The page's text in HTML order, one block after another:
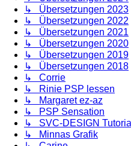
↳ Übersetzungen 2023
↳ Übersetzungen 2022
↳ Übersetzungen 2021
↳ Übersetzungen 2020
↳ Übersetzungen 2019
↳ Übersetzungen 2018
↳ Corrie
↳ Rinie PSP lessen
↳ Margaret ez-az
↳ PSP Sensation
↳ SVC-DESIGN
↳ Minnas Grafik